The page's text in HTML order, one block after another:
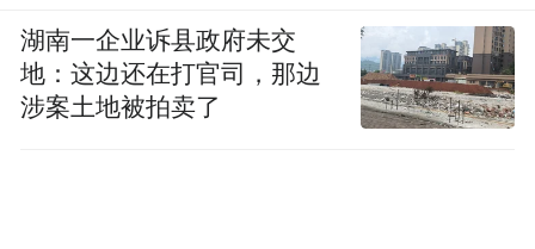
湖南一企业诉县政府未交
地：这边还在打官司，那边
涉案土地被拍卖了